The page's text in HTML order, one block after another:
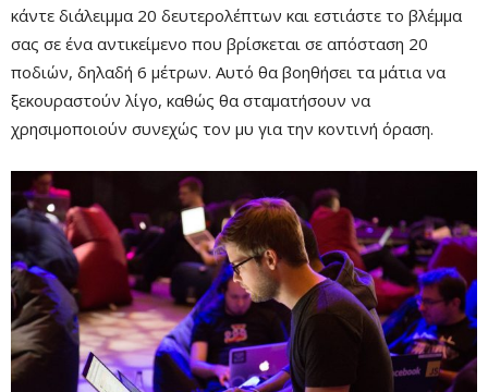
κάντε διάλειμμα 20 δευτερολέπτων και εστιάστε το βλέμμα
σας σε ένα αντικείμενο που βρίσκεται σε απόσταση 20
ποδιών, δηλαδή 6 μέτρων. Αυτό θα βοηθήσει τα μάτια να
ξεκουραστούν λίγο, καθώς θα σταματήσουν να
χρησιμοποιούν συνεχώς τον μυ για την κοντινή όραση.